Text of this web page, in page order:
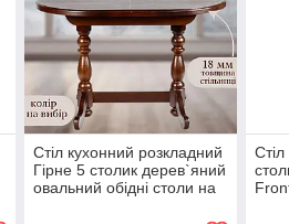
Стіл кухонний розкладний
Гірне 5 столик дерев`яний
овальний обідні столи на